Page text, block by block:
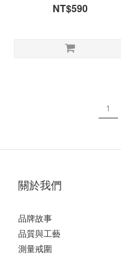
NT$590
1
關於我們
品牌故事
品質與工藝
測量戒圍